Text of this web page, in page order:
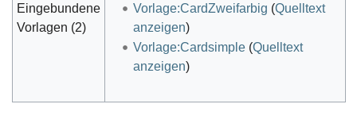
Eingebundene
Vorlagen (2)
Vorlage:CardZweifarbig (Quelltext
anzeigen)
Vorlage:Cardsimple(Quelltext
anzeigen)